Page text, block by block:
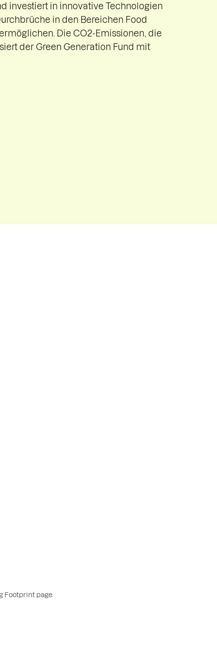
investiert in innovative Technologien
in den Bereichen Food
Die CO2-Emissionen, die
der Green Generation Fund mit